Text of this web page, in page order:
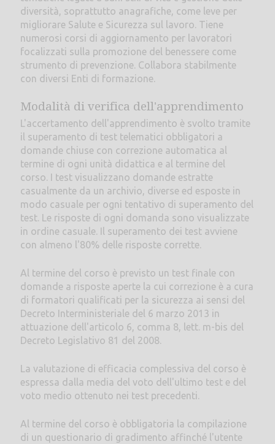
diversità, soprattutto anagrafiche, come leve per
migliorare Salute e Sicurezza sul lavoro. Tiene
numerosi corsi di aggiornamento per lavoratori
focalizzati sulla promozione del benessere come
strumento di prevenzione. Collabora stabilmente
con diversi Enti di formazione.
Modalità di verifica dell'apprendimento
L'accertamento dell'apprendimento è svolto tramite
il superamento di test telematici obbligatori a
domande chiuse con correzione automatica al
termine di ogni unità didattica e al termine del
corso. I test visualizzano domande estratte
casualmente da un archivio, diverse ed esposte in
modo casuale per ogni tentativo di superamento del
test. Le risposte di ogni domanda sono visualizzate
in ordine casuale. Il superamento dei test avviene
con almeno l'80% delle risposte corrette.
Al termine del corso è previsto un test finale con
domande a risposte aperte la cui correzione è a cura
di formatori qualificati per la sicurezza ai sensi del
Decreto Interministeriale del 6 marzo 2013 in
attuazione dell'articolo 6, comma 8, lett. m-bis del
Decreto Legislativo 81 del 2008.
La valutazione di efficacia complessiva del corso è
espressa dalla media del voto dell'ultimo test e del
voto medio ottenuto nei test precedenti.
Al termine del corso è obbligatoria la compilazione
di un questionario di gradimento affinché l'utente